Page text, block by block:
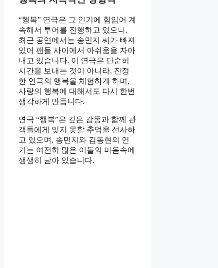
“행복” 연극은 그 인기에 힘입어 계
속해서 투어를 진행하고 있으나,
최근 공연에서는 송민지 씨가 빠져
있어 팬들 사이에서 아쉬움을 자아
내고 있습니다. 이 연극은 단순히
시간을 보내는 것이 아니라, 진정
한 연극의 행복을 체험하게 하며,
사랑의 행복에 대해서도 다시 한번
생각하게 만듭니다.
연극 “행복”은 깊은 감동과 함께 관
객들에게 잊지 못할 추억을 선사하
고 있으며, 송민지와 김동현의 연
기는 여전히 많은 이들의 마음속에
생생히 남아 있습니다.